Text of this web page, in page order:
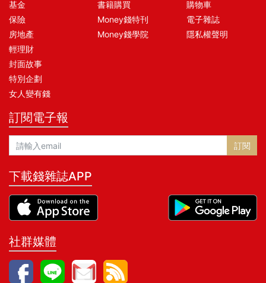
基金
保險
房地產
輕理財
封面故事
特別企劃
女人變有錢
書籍購買
Money錢特刊
Money錢學院
購物車
電子雜誌
隱私權聲明
訂閱電子報
訂閱
下載錢雜誌APP
社群媒體